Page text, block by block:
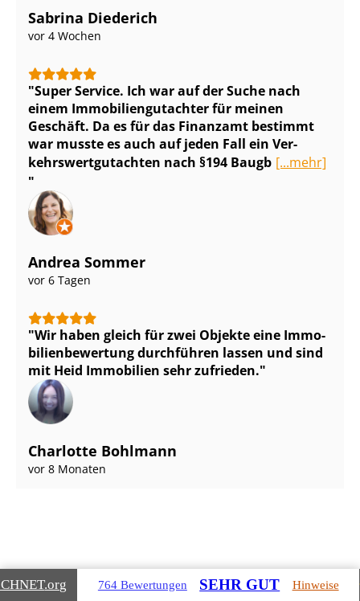
Sabrina Diederich
vor 4 Wochen
Super Service. Ich war auf der Suche nach
einem Im­mo­bi­li­en­gut­ach­ter für meinen
Geschäft. Da es für das Finanzamt bestimmt
war musste es auch auf jeden Fall ein Ver­
kehrs­wert­gut­ach­ten nach §194 Baugb [...mehr]
Andrea Sommer
vor 6 Tagen
Wir haben gleich für zwei Objekte eine Im­mo­
bi­li­en­be­wer­tung durchführen lassen und sind
mit Heid Immobilien sehr zufrieden.
Charlotte Bohlmann
vor 8 Monaten
Gebäudearten, die wir für Sie
.org 764 Bewertungen SEHR GUT Hinweise